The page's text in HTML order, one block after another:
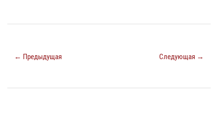
← Предыдущая Следующая →